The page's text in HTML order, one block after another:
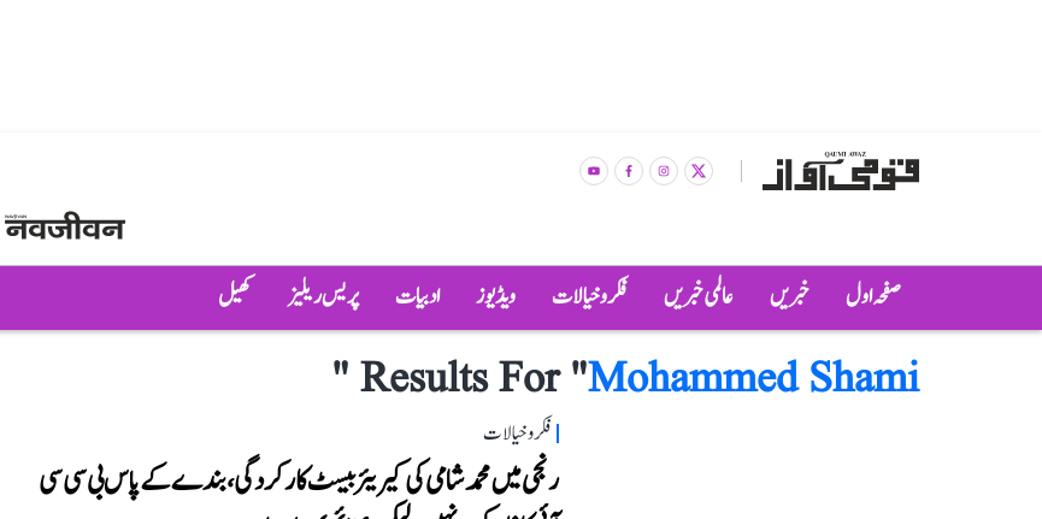
صفحہ اول خبریں عالمی خبریں فکر و خیالات ویڈیوز ادبیات پریس ریلیز کھیل
Results For "Mohammed Shami
"
فکر و خیالات
رنجی میں محمد شامی کی کیریئر بیسٹ کارکردگی، بندے کے پاس بی سی سی